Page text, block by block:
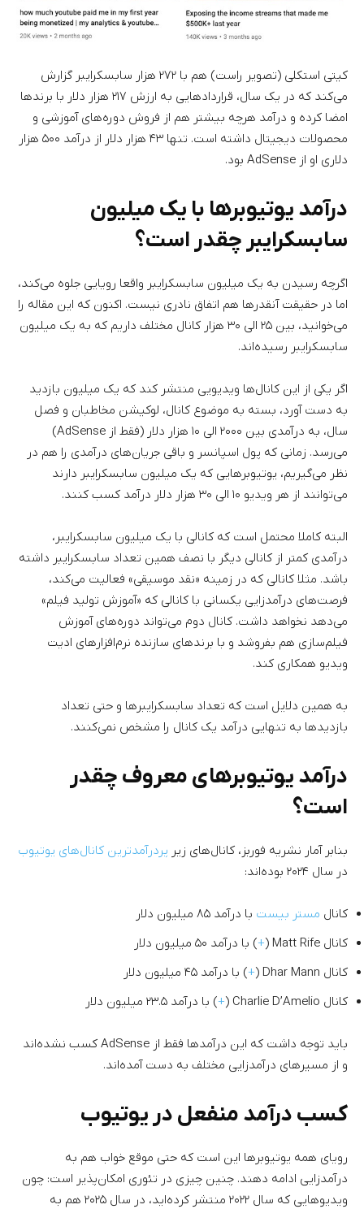
کیتی استکلی (تصویر راست) هم با ۲۷۲ هزار سابسکرایبر گزارش
می‌کند که در یک سال، قراردادهایی به ارزش ۲۱۷ هزار دلار با برندها
امضا کرده و درآمد هرچه بیشتر هم از فروش دوره‌های آموزشی و
محصولات دیجیتال داشته است. تنها ۴۳ هزار دلار از درآمد ۵۰۰ هزار
دلاری او از AdSense بود.
درآمد یوتیوبرها با یک میلیون
سابسکرایبر چقدر است؟
اگرچه رسیدن به یک میلیون سابسکرایبر واقعا رویایی جلوه می‌کند،
اما در حقیقت آنقدرها هم اتفاق نادری نیست. اکنون که این مقاله را
می‌خوانید، بین ۲۵ الی ۳۰ هزار کانال مختلف داریم که به یک میلیون
سابسکرایبر رسیده‌اند.
اگر یکی از این کانال‌ها ویدیویی منتشر کند که یک میلیون بازدید
به دست آورد، بسته به موضوع کانال، لوکیشن مخاطبان و فصل
سال، به درآمدی بین ۲۰۰۰ الی ۱۰ هزار دلار (فقط از AdSense)
می‌رسد. زمانی که پول اسپانسر و باقی جریان‌های درآمدی را هم در
نظر می‌گیریم، یوتیوبرهایی که یک میلیون سابسکرایبر دارند
می‌توانند از هر ویدیو ۱۰ الی ۳۰ هزار دلار درآمد کسب کنند.
البته کاملا محتمل است که کانالی با یک میلیون سابسکرایبر،
درآمدی کمتر از کانالی دیگر با نصف همین تعداد سابسکرایبر داشته
باشد. مثلا کانالی که در زمینه «نقد موسیقی» فعالیت می‌کند،
فرصت‌های درآمدزایی یکسانی با کانالی که «آموزش تولید فیلم»
می‌دهد نخواهد داشت. کانال دوم می‌تواند دوره‌های آموزش
فیلم‌سازی هم بفروشد و با برندهای سازنده نرم‌افزارهای ادیت
ویدیو همکاری کند.
به همین دلایل است که تعداد سابسکرایبرها و حتی تعداد
بازدیدها به تنهایی درآمد یک کانال را مشخص نمی‌کنند.
درآمد یوتیوبرهای معروف چقدر
است؟
بنابر آمار نشریه فوربز، کانال‌های زیر پردرآمدترین کانال‌های یوتیوب
در سال ۲۰۲۴ بوده‌اند:
کانال مستر بیست با درآمد ۸۵ میلیون دلار
کانال Matt Rife (
+) با درآمد ۵۰ میلیون دلار
کانال Dhar Mann (
+) با درآمد ۴۵ میلیون دلار
کانال Charlie D’Amelio (
+) با درآمد ۲۳.۵ میلیون دلار
باید توجه داشت که این درآمدها فقط از AdSense کسب نشده‌اند
و از مسیرهای درآمدزایی مختلف به دست آمده‌اند.
کسب درآمد منفعل در یوتیوب
رویای همه یوتیوبرها این است که حتی موقع خواب هم به
درآمدزایی ادامه دهند. چنین چیزی در تئوری امکان‌پذیر است: چون
ویدیوهایی که سال ۲۰۲۲ منتشر کرده‌اید، در سال ۲۰۲۵ هم به